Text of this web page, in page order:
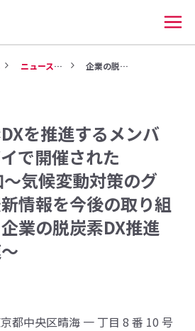
ニュース（2023年） 企業の脱炭素DXを推進するメン...
を推進するメンバ
で開催された
気候変動対策のグ
情報を今後の取り組
業の脱炭素DX推進
都中央区晴海 一 丁目 8 番 10 号